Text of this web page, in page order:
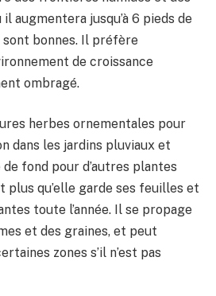
augmentera jusqu’à 6 pieds de
bonnes. Il préfère
de croissance
ombragé.
herbes ornementales pour
dans les jardins pluviaux et
fond pour d’autres plantes
plus qu’elle garde ses feuilles et
toute l’année. Il se propage
et des graines, et peut
zones s’il n’est pas